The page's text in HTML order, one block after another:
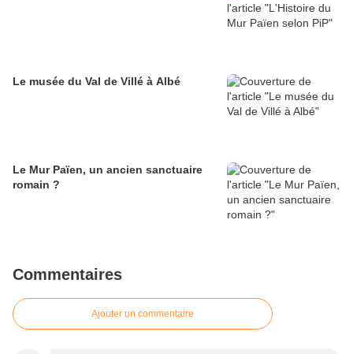
Le musée du Val de Villé à Albé
Le Mur Païen, un ancien sanctuaire
romain ?
Commentaires
Ajouter un commentaire